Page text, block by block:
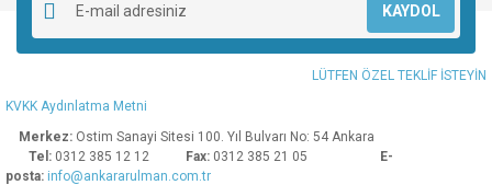
Ürün açıklamasında eksik bilgiler bulunuyor.
Ürün bilgilerinde hatalar bulunuyor.
Ürün fiyatı diğer sitelerden daha pahalı.
Bu ürüne benzer farklı alternatifler olmalı.
KAYDOL
LÜTFEN ÖZEL TEKLİF İSTEYİN
KVKK Aydınlatma Metni
Merkez: Ostim Sanayi Sitesi 100. Yıl Bulvarı No: 54 Ankara
Tel: 0312 385 12 12 Fax: 0312 385 21 05
E-
posta: info@ankararulman.com.tr